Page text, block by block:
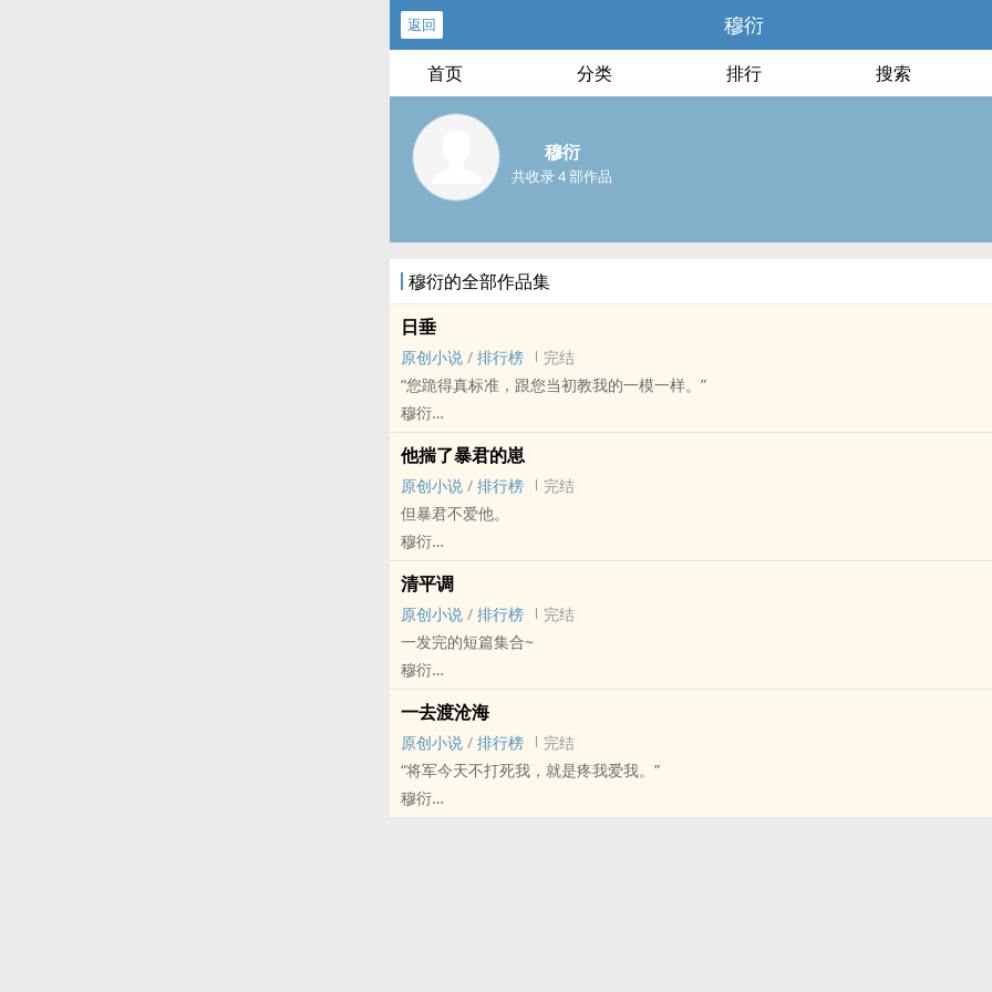
返回 穆衍
首页 分类 排行 搜索
穆衍
共收录 4 部作品
穆衍的全部作品集
日垂
原创小说 / 排行榜
完结
“您跪得真标准，跟您当初教我的一模一样。”
穆衍
完结 - BL - 古代
从质子到一路腥风血雨统一天下的君王 x 曾在前朝教导质子宫廷礼节的翰林。
他揣了暴君的崽
原创小说 / 排行榜
完结
但暴君不爱他。
穆衍
古代 - HE - 狗血 - 生子
美貌的贪官被抄家下狱，为了求活委身给皇帝。
*文写完了，没更就是我忘了。
清平调
原创小说 / 排行榜
完结
一发完的短篇集合~
穆衍
古代
一去渡沧海
原创小说 / 排行榜
完结
“将军今天不打死我，就是疼我爱我。”
穆衍